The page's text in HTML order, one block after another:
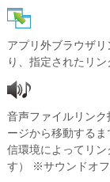
アプリ外ブラウザリ
り、指定されたリ
音声ファイルリンク
ージから移動する
信環境によってリ
す） ※サウンドオフ